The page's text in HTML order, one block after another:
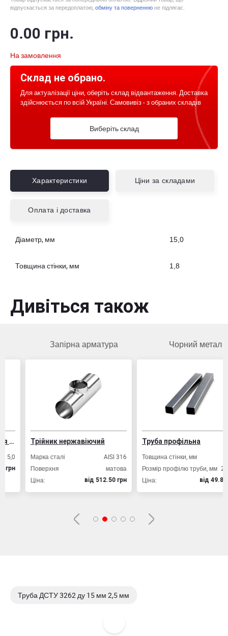
відпускається за передоплатою, обміну та поверненню не підлягає.
0.00 грн.
На замовлення
Склад не обрано.
Для актуалізації ціни, оберіть склад відвантаження. Доставка
здійснюється по всій Україні. Самовивіз - з обраних складів
Виберіть склад
Характеристики Ціни за складами
Оплата і доставка
Діаметр, мм 15,0
Товщина стінки, мм 1,8
Дивіться також
Запірна арматура
Трійник нержавіючий
Марка сталі
AISI 316
Поверхня
матова
Ціна:
вiд 512.50 грн
Чорний метал
Труба профільна
Товщина стінки, мм
Розмір профілю труби, мм
20х20
Ціна:
вiд 49.80 грн
Труба ДСТУ 3262 ду 15 мм 2,5 мм